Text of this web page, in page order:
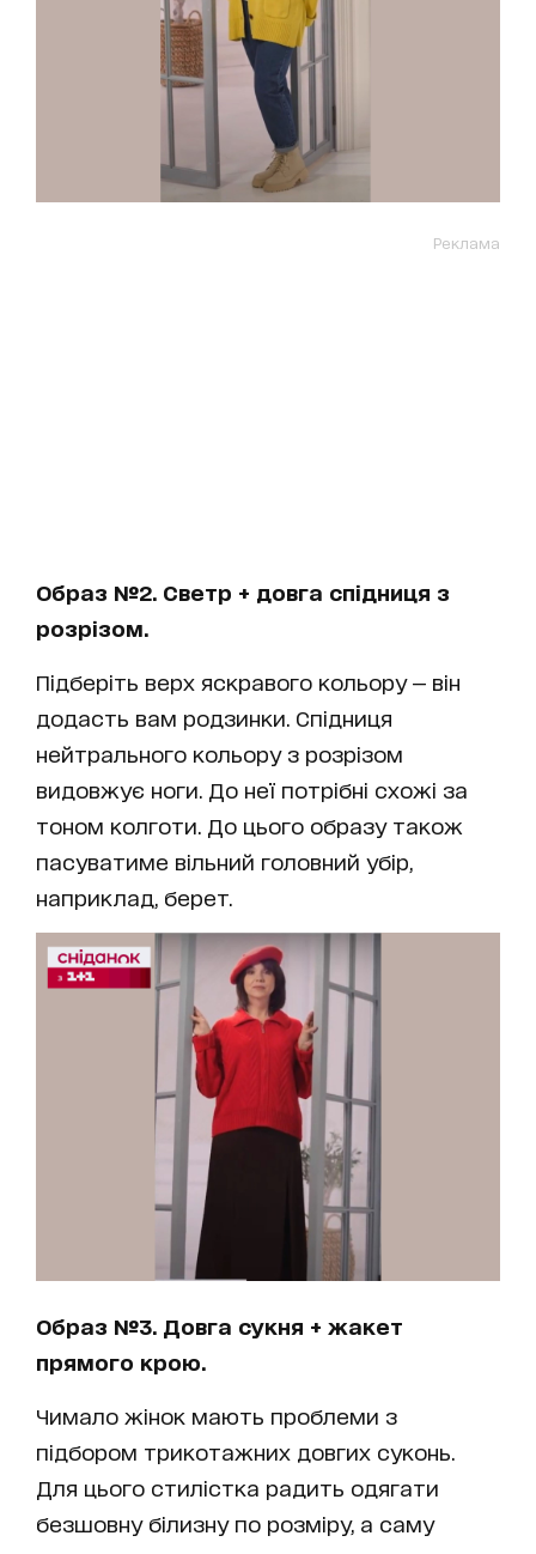
Реклама
Образ №2. Светр + довга спідниця з
розрізом.
Підберіть верх яскравого кольору — він
додасть вам родзинки. Спідниця
нейтрального кольору з розрізом
видовжує ноги. До неї потрібні схожі за
тоном колготи. До цього образу також
пасуватиме вільний головний убір,
наприклад, берет.
Образ №3. Довга сукня + жакет
прямого крою.
Чимало жінок мають проблеми з
підбором трикотажних довгих суконь.
Для цього стилістка радить одягати
безшовну білизну по розміру, а саму